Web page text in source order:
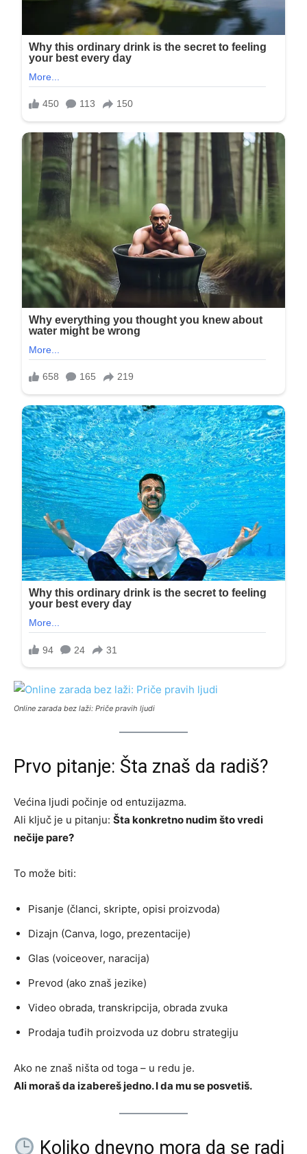
Online zarada bez laži: Priče pravih ljudi
Prvo pitanje: Šta znaš da radiš?
Većina ljudi počinje od entuzijazma.
Ali ključ je u pitanju: Šta konkretno nudim što vredi
nečije pare?
To može biti:
Pisanje (članci, skripte, opisi proizvoda)
Dizajn (Canva, logo, prezentacije)
Glas (voiceover, naracija)
Prevod (ako znaš jezike)
Video obrada, transkripcija, obrada zvuka
Prodaja tuđih proizvoda uz dobru strategiju
Ako ne znaš ništa od toga – u redu je.
Ali moraš da izabereš jedno. I da mu se posvetiš.
Koliko dnevno mora da se radi